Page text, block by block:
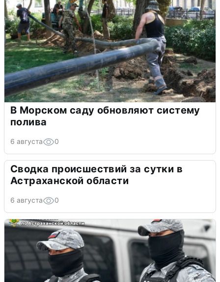
В Морском саду обновляют систему
полива
6 августа 0
Сводка происшествий за сутки в
Астраханской области
6 августа 0